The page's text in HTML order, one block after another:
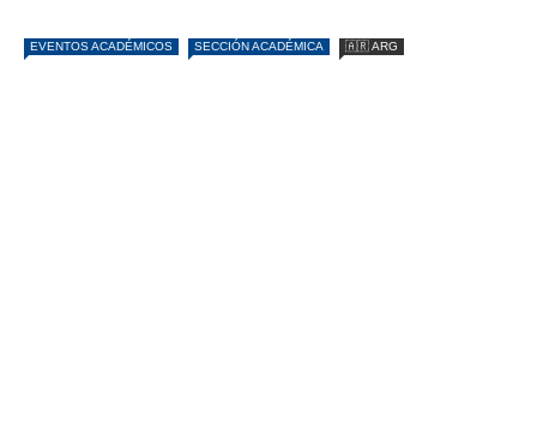
EVENTOS ACADÉMICOS SECCIÓN ACADÉMICA 🇦🇷 ARG